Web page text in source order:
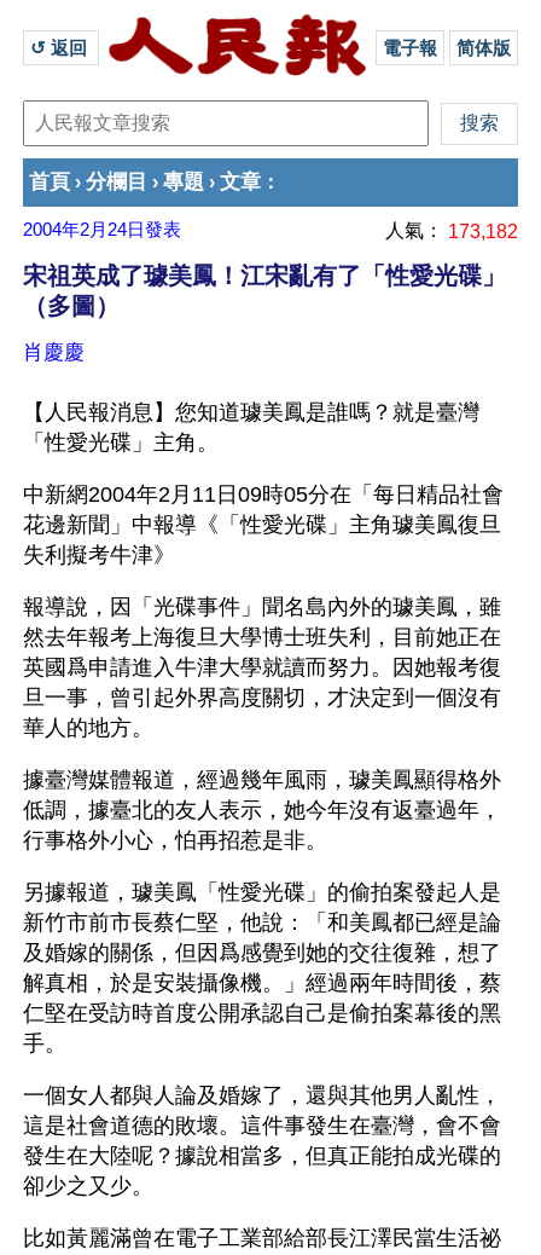
↺ 返回 電子報 简体版
首頁 › 分欄目 › 專題 › 文章 ：
2004年2月24日發表 人氣： 173,182
宋祖英成了璩美鳳！江宋亂有了「性愛光碟」
（多圖）
肖慶慶
【人民報消息】您知道璩美鳳是誰嗎？就是臺灣
「性愛光碟」主角。
中新網2004年2月11日09時05分在「每日精品社會
花邊新聞」中報導《「性愛光碟」主角璩美鳳復旦
失利擬考牛津》
報導說，因「光碟事件」聞名島內外的璩美鳳，雖
然去年報考上海復旦大學博士班失利，目前她正在
英國爲申請進入牛津大學就讀而努力。因她報考復
旦一事，曾引起外界高度關切，才決定到一個沒有
華人的地方。
據臺灣媒體報道，經過幾年風雨，璩美鳳顯得格外
低調，據臺北的友人表示，她今年沒有返臺過年，
行事格外小心，怕再招惹是非。
另據報道，璩美鳳「性愛光碟」的偷拍案發起人是
新竹市前市長蔡仁堅，他說：「和美鳳都已經是論
及婚嫁的關係，但因爲感覺到她的交往復雜，想了
解真相，於是安裝攝像機。」經過兩年時間後，蔡
仁堅在受訪時首度公開承認自己是偷拍案幕後的黑
手。
一個女人都與人論及婚嫁了，還與其他男人亂性，
這是社會道德的敗壞。這件事發生在臺灣，會不會
發生在大陸呢？據說相當多，但真正能拍成光碟的
卻少之又少。
比如黃麗滿曾在電子工業部給部長江澤民當生活祕